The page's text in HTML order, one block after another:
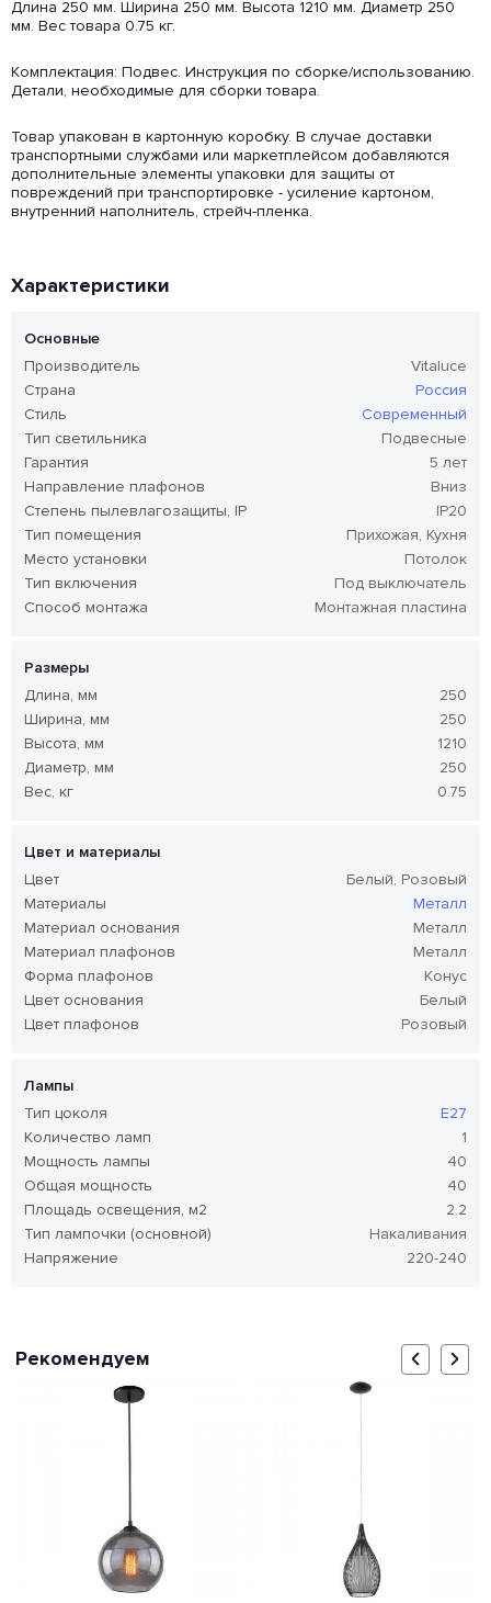
Длина 250 мм. Ширина 250 мм. Высота 1210 мм. Диаметр 250
мм. Вес товара 0.75 кг.
Комплектация: Подвес. Инструкция по сборке/использованию.
Детали, необходимые для сборки товара.
Товар упакован в картонную коробку. В случае доставки
транспортными службами или маркетплейсом добавляются
дополнительные элементы упаковки для защиты от
повреждений при транспортировке - усиление картоном,
внутренний наполнитель, стрейч-пленка.
Характеристики
Основные
Производитель
Vitaluce
Страна
Россия
Стиль
Современный
Тип светильника
Подвесные
Гарантия
5 лет
Направление плафонов
Вниз
Степень пылевлагозащиты, IP
IP20
Тип помещения
Прихожая, Кухня
Место установки
Потолок
Тип включения
Под выключатель
Способ монтажа
Монтажная пластина
Размеры
Длина, мм
250
Ширина, мм
250
Высота, мм
1210
Диаметр, мм
250
Вес, кг
0.75
Цвет и материалы
Цвет
Белый, Розовый
Материалы
Металл
Материал основания
Металл
Материал плафонов
Металл
Форма плафонов
Конус
Цвет основания
Белый
Цвет плафонов
Розовый
Лампы
Тип цоколя
E27
Количество ламп
1
Мощность лампы
40
Общая мощность
40
Площадь освещения, м2
2.2
Тип лампочки (основной)
Накаливания
Напряжение
220-240
Рекомендуем